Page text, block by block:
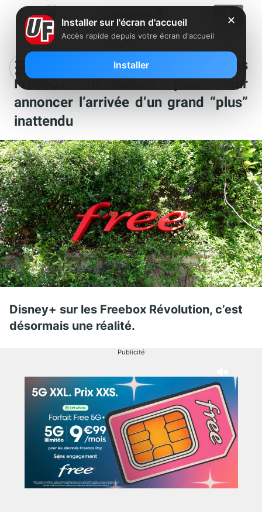
Free envoie un mail à ses abonnés
Freebox Révolution pour leur
annoncer l’arrivée d’un grand “plus”
inattendu
Disney+ sur les Freebox Révolution, c’est
désormais une réalité.
Publicité
✕
Installer sur l'écran d'accueil
Accès rapide depuis votre écran d'accueil
Installer